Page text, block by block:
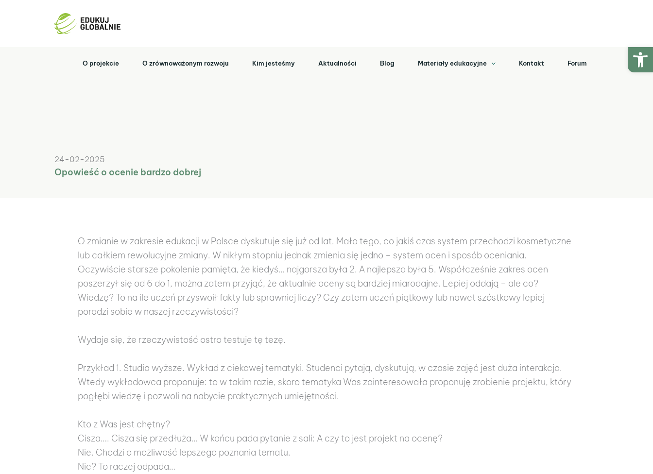
O projekcie O zrównoważonym rozwoju Kim jesteśmy Aktualności Blog Materiały edukacyjne Kontakt Forum
24-02-2025
Opowieść o ocenie bardzo dobrej
O zmianie w zakresie edukacji w Polsce dyskutuje się już od lat. Mało tego, co jakiś czas system przechodzi kosmetyczne
lub całkiem rewolucyjne zmiany. W nikłym stopniu jednak zmienia się jedno – system ocen i sposób oceniania.
Oczywiście starsze pokolenie pamięta, że kiedyś… najgorsza była 2. A najlepsza była 5. Współcześnie zakres ocen
poszerzył się od 6 do 1, można zatem przyjąć, że aktualnie oceny są bardziej miarodajne. Lepiej oddają – ale co?
Wiedzę? To na ile uczeń przyswoił fakty lub sprawniej liczy? Czy zatem uczeń piątkowy lub nawet szóstkowy lepiej
poradzi sobie w naszej rzeczywistości?
Wydaje się, że rzeczywistość ostro testuje tę tezę.
Przykład 1. Studia wyższe. Wykład z ciekawej tematyki. Studenci pytają, dyskutują, w czasie zajęć jest duża interakcja.
Wtedy wykładowca proponuje: to w takim razie, skoro tematyka Was zainteresowała proponuję zrobienie projektu, który
pogłębi wiedzę i pozwoli na nabycie praktycznych umiejętności.
Kto z Was jest chętny?
Cisza…. Cisza się przedłuża… W końcu pada pytanie z sali: A czy to jest projekt na ocenę?
Nie. Chodzi o możliwość lepszego poznania tematu.
Nie? To raczej odpada…